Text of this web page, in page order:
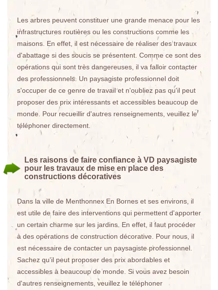
Les arbres peuvent constituer une grande menace pour les
infrastructures routières ou les constructions comme les
maisons. En effet, il est nécessaire de réaliser des travaux
d'abattage si des soucis se présentent. Comme ce sont des
opérations qui sont très dangereuses, il va falloir contacter
des professionnels. Un paysagiste professionnel doit
s'occuper de ce genre de travail et n'oubliez pas qu'il peut
proposer des prix intéressants et accessibles beaucoup de
monde. Pour recueillir d'autres renseignements, veuillez le
téléphoner directement.
Les raisons de faire confiance à VD paysagiste
pour les travaux de mise en place des
constructions décoratives
Dans la ville de Menthonnex En Bornes et ses environs, il
est utile de faire des interventions qui permettent d'apporter
un certain charme sur les jardins. En effet, il faut procéder
à des opérations de construction décorative. Pour nous, il
est nécessaire de contacter un paysagiste professionnel.
Sachez qu'il peut proposer des prix abordables et
accessibles à beaucoup de monde. Si vous avez besoin
d'autres renseignements, veuillez le téléphoner